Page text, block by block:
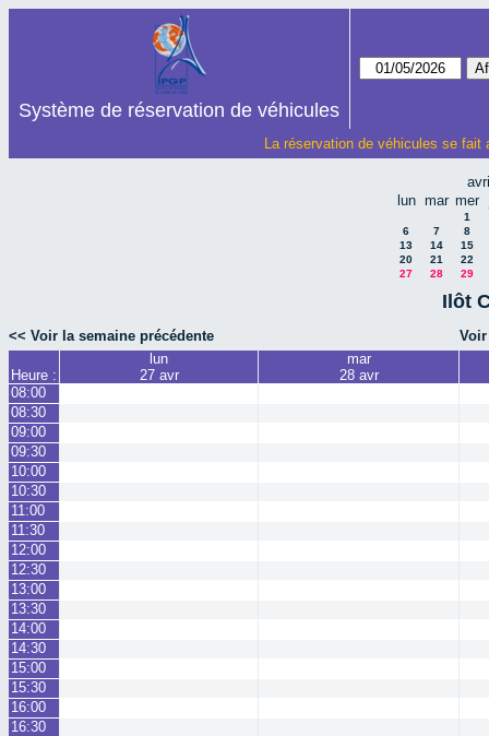
Système de réservation de véhicules
La réservation de véhicules se
lun mar mer
1
6
7
8
13
14
15
20
21
22
27
28 29
Ilôt
<< Voir la semaine précédente
Heure :
lun
27 avr
mar
28 avr
08:00
08:30
09:00
09:30
10:00
10:30
11:00
11:30
12:00
12:30
13:00
13:30
14:00
14:30
15:00
15:30
16:00
16:30